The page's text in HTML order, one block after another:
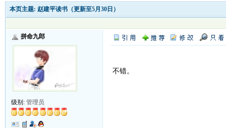
本页主题: 赵建平读书（更新至5月30日）
拼命九郎
级别: 管理员
不错。